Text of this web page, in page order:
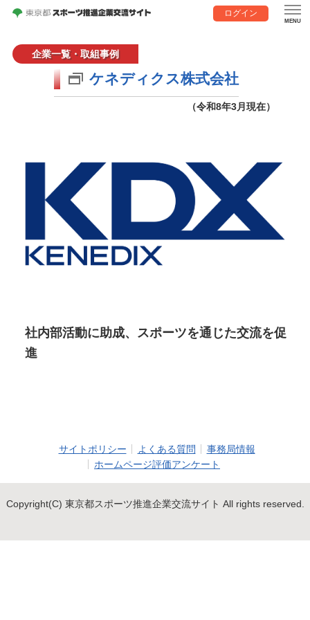
ログイン
企業一覧・取組事例
ケネディクス株式会社
（令和8年3月現在）
社内部活動に助成、スポーツを通じた交流を促
進
サイトポリシー よくある質問
事務局情報
ホームページ評価アンケート
Copyright(C) 東京都スポーツ推進企業交流サイト All rights reserved.